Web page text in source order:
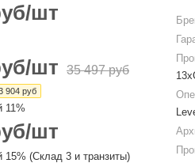
/шт
/шт 35 497руб
904 руб
11%
/шт
15% (Склад 3 и транзиты)